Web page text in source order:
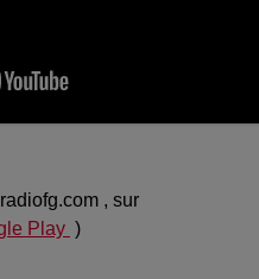
, sur
Play )